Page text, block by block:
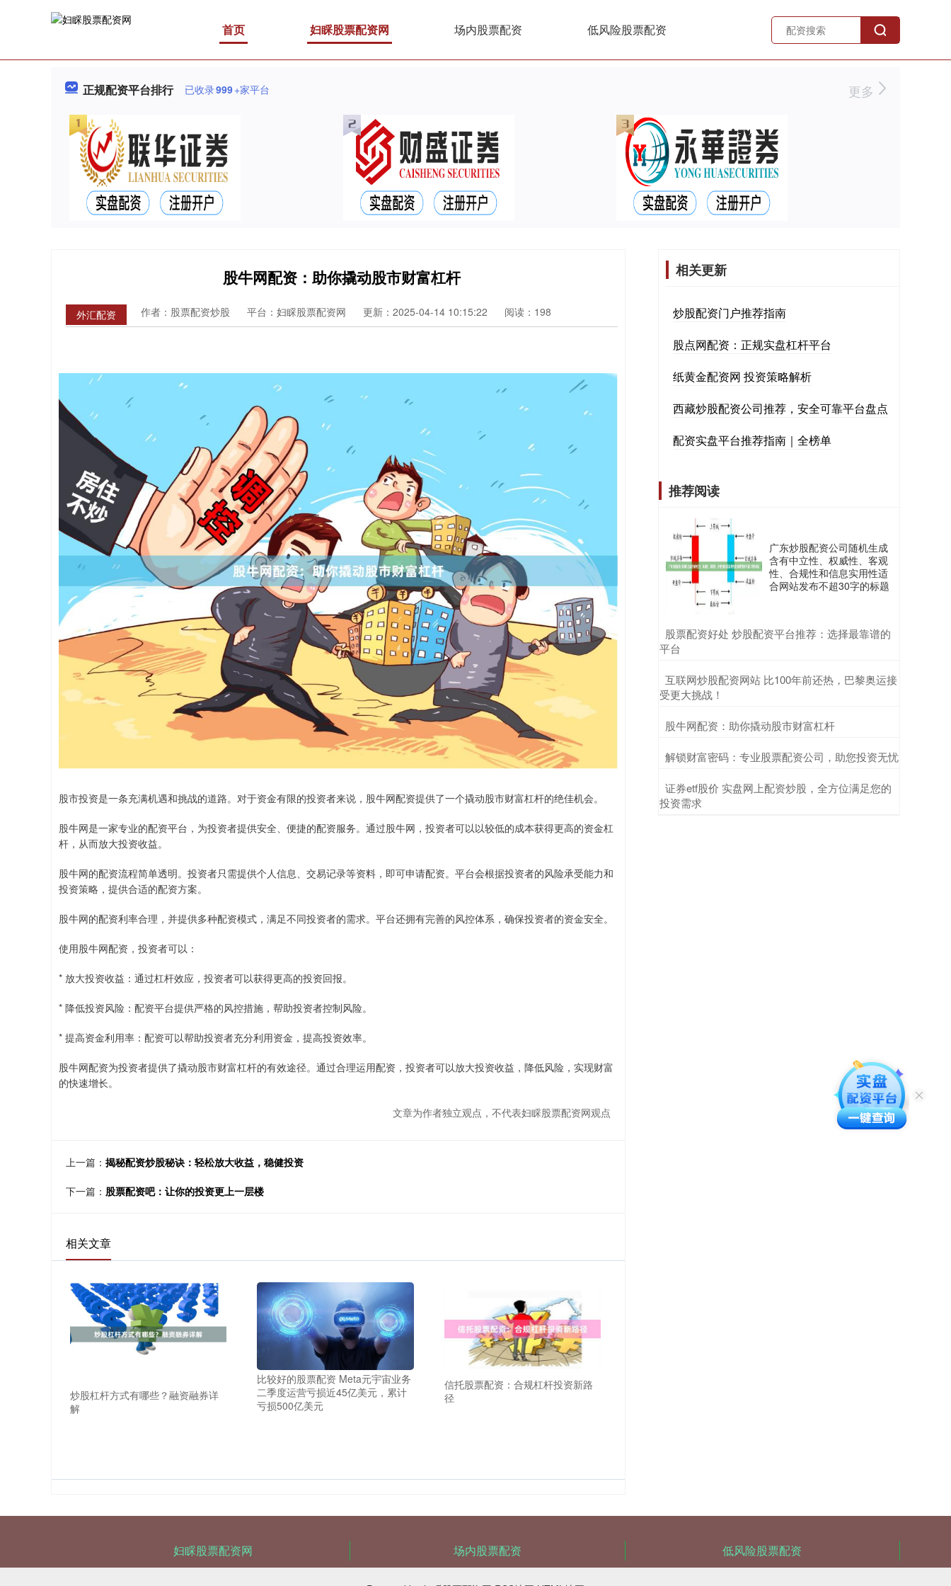
首页 妇睬股票配资网 场内股票配资 低风险股票配资
正规配资平台排行 已收录999+家平台 更多
股牛网配资：助你撬动股市财富杠杆
外汇配资 作者：股票配资炒股 平台：妇睬股票配资网 更新：2025-04-14 10:15:22 阅读：198
股市投资是一条充满机遇和挑战的道路。对于资金有限的投资者来说，股牛网配资提供了一个撬动股市财富杠杆的绝佳机会。
股牛网是一家专业的配资平台，为投资者提供安全、便捷的配资服务。通过股牛网，投资者可以以较低的成本获得更高的资金杠
杆，从而放大投资收益。
股牛网的配资流程简单透明。投资者只需提供个人信息、交易记录等资料，即可申请配资。平台会根据投资者的风险承受能力和
投资策略，提供合适的配资方案。
股牛网的配资利率合理，并提供多种配资模式，满足不同投资者的需求。平台还拥有完善的风控体系，确保投资者的资金安全。
使用股牛网配资，投资者可以：
* 放大投资收益：通过杠杆效应，投资者可以获得更高的投资回报。
* 降低投资风险：配资平台提供严格的风控措施，帮助投资者控制风险。
* 提高资金利用率：配资可以帮助投资者充分利用资金，提高投资效率。
股牛网配资为投资者提供了撬动股市财富杠杆的有效途径。通过合理运用配资，投资者可以放大投资收益，降低风险，实现财富
的快速增长。
文章为作者独立观点，不代表妇睬股票配资网观点
上一篇： 揭秘配资炒股秘诀：轻松放大收益，稳健投资
下一篇： 股票配资吧：让你的投资更上一层楼
相关文章
炒股杠杆方式有哪些？融资融券详
解
比较好的股票配资 Meta元宇宙业务
二季度运营亏损近45亿美元，累计
亏损500亿美元
信托股票配资：合规杠杆投资新路
径
相关更新
炒股配资门户推荐指南
股点网配资：正规实盘杠杆平台
纸黄金配资网 投资策略解析
西藏炒股配资公司推荐，安全可靠平台盘点
配资实盘平台推荐指南｜全榜单
推荐阅读
广东炒股配资公司随机生成
含有中立性、权威性、客观
性、合规性和信息实用性适
合网站发布不超30字的标题
​股票配资好处 炒股配资平台推荐：选择最靠谱的
平台
​互联网炒股配资网站 比100年前还热，巴黎奥运接
受更大挑战！
​股牛网配资：助你撬动股市财富杠杆
​解锁财富密码：专业股票配资公司，助您投资无忧
​证券etf股价 实盘网上配资炒股，全方位满足您的
投资需求
妇睬股票配资网 场内股票配资 低风险股票配资